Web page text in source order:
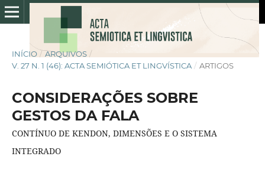
INÍCIO / ARQUIVOS /
V. 27 N. 1 (46): ACTA SEMIÓTICA ET LINGVÍSTICA / ARTIGOS
CONSIDERAÇÕES SOBRE
GESTOS DA FALA
CONTÍNUO DE KENDON, DIMENSÕES E O SISTEMA
INTEGRADO